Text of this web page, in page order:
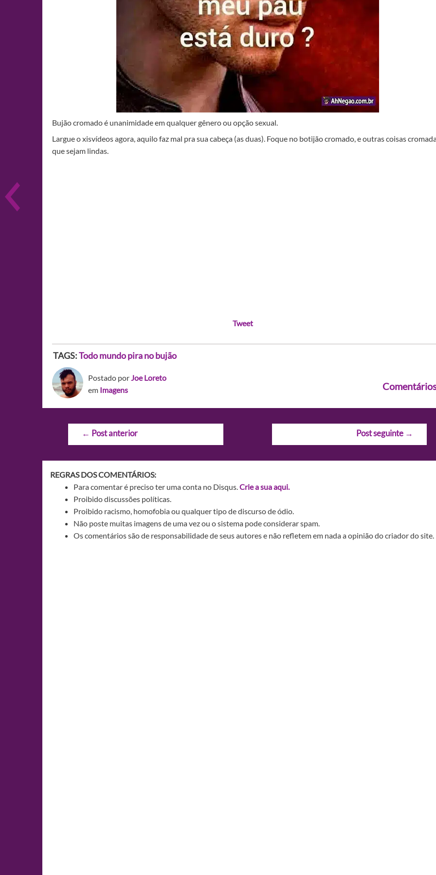
Bujão cromado é unanimidade em qualquer gênero ou opção sexual.
Largue o xisvídeos agora, aquilo faz mal pra sua cabeça (as duas). Foque no botijão cromado, e outras coisas
que sejam lindas.
Tweet
TAGS:Todo mundo pira no bujão
Postado porJoe Loreto
em Imagens
Navegação
← Post anterior Post seguinte →
REGRAS DOS COMENTÁRIOS:
Para comentar é preciso ter uma conta no Disqus.Crie a sua aqui.
Proibido discussões políticas.
Proibido racismo, homofobia ou qualquer tipo de discurso de ódio.
Não poste muitas imagens de uma vez ou o sistema pode considerar spam.
Os comentários são de responsabilidade de seus autores e não refletem em nada a opinião do criador do site.